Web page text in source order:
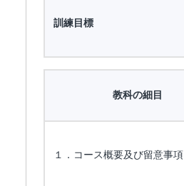
訓練目標
教科の細目
１．コース概要及び留意事項